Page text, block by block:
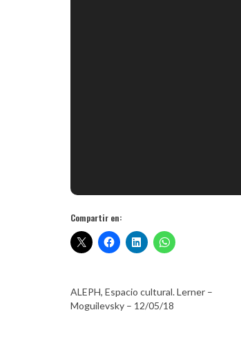
Compartir en:
ALEPH, Espacio cultural. Lerner –
Moguilevsky – 12/05/18